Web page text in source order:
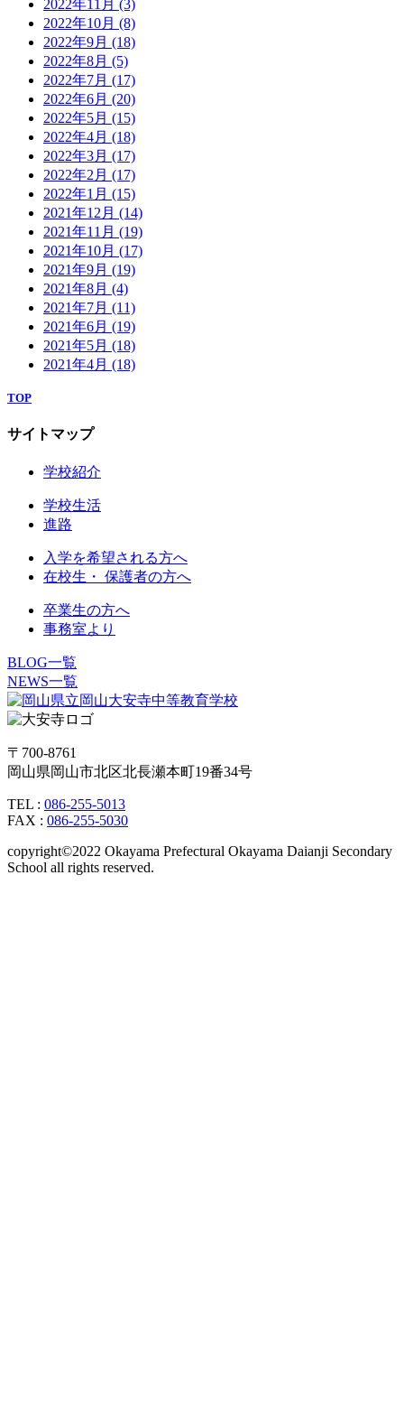
2022年11月 (3)
2022年10月 (8)
2022年9月 (18)
2022年8月 (5)
2022年7月 (17)
2022年6月 (20)
2022年5月 (15)
2022年4月 (18)
2022年3月 (17)
2022年2月 (17)
2022年1月 (15)
2021年12月 (14)
2021年11月 (19)
2021年10月 (17)
2021年9月 (19)
2021年8月 (4)
2021年7月 (11)
2021年6月 (19)
2021年5月 (18)
2021年4月 (18)
TOP
サイトマップ
学校紹介
学校生活
進路
入学を希望される方へ
在校生・ 保護者の方へ
卒業生の方へ
事務室より
BLOG一覧
NEWS一覧
〒700-8761
岡山県岡山市北区北長瀬本町19番34号
TEL : 086-255-5013
FAX : 086-255-5030
copyright©2022 Okayama Prefectural Okayama Daianji Secondary
School all rights reserved.